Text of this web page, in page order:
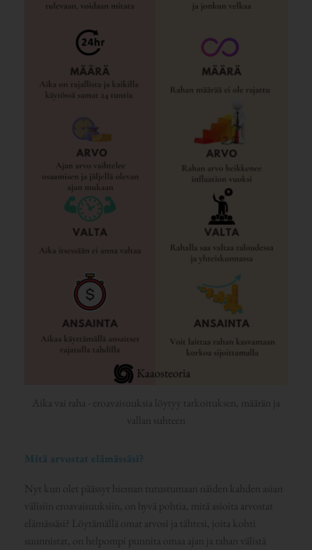
Aika vai raha - eroavaisuuksia löytyy tarkoituksen, määrän ja
vallan suhteen
Mitä arvostat elämässäsi?
Nyt kun olet päässyt hieman tutustumaan näiden kahden asian
välisiin eroavaisuuksiin, on hyvä pohtia, mitä asioita arvostat
elämässäsi? Löytämällä omat arvosi ja tähtesi, joita kohti
suunnistat, on helpompi punnita omaa ajan ja rahan välistä